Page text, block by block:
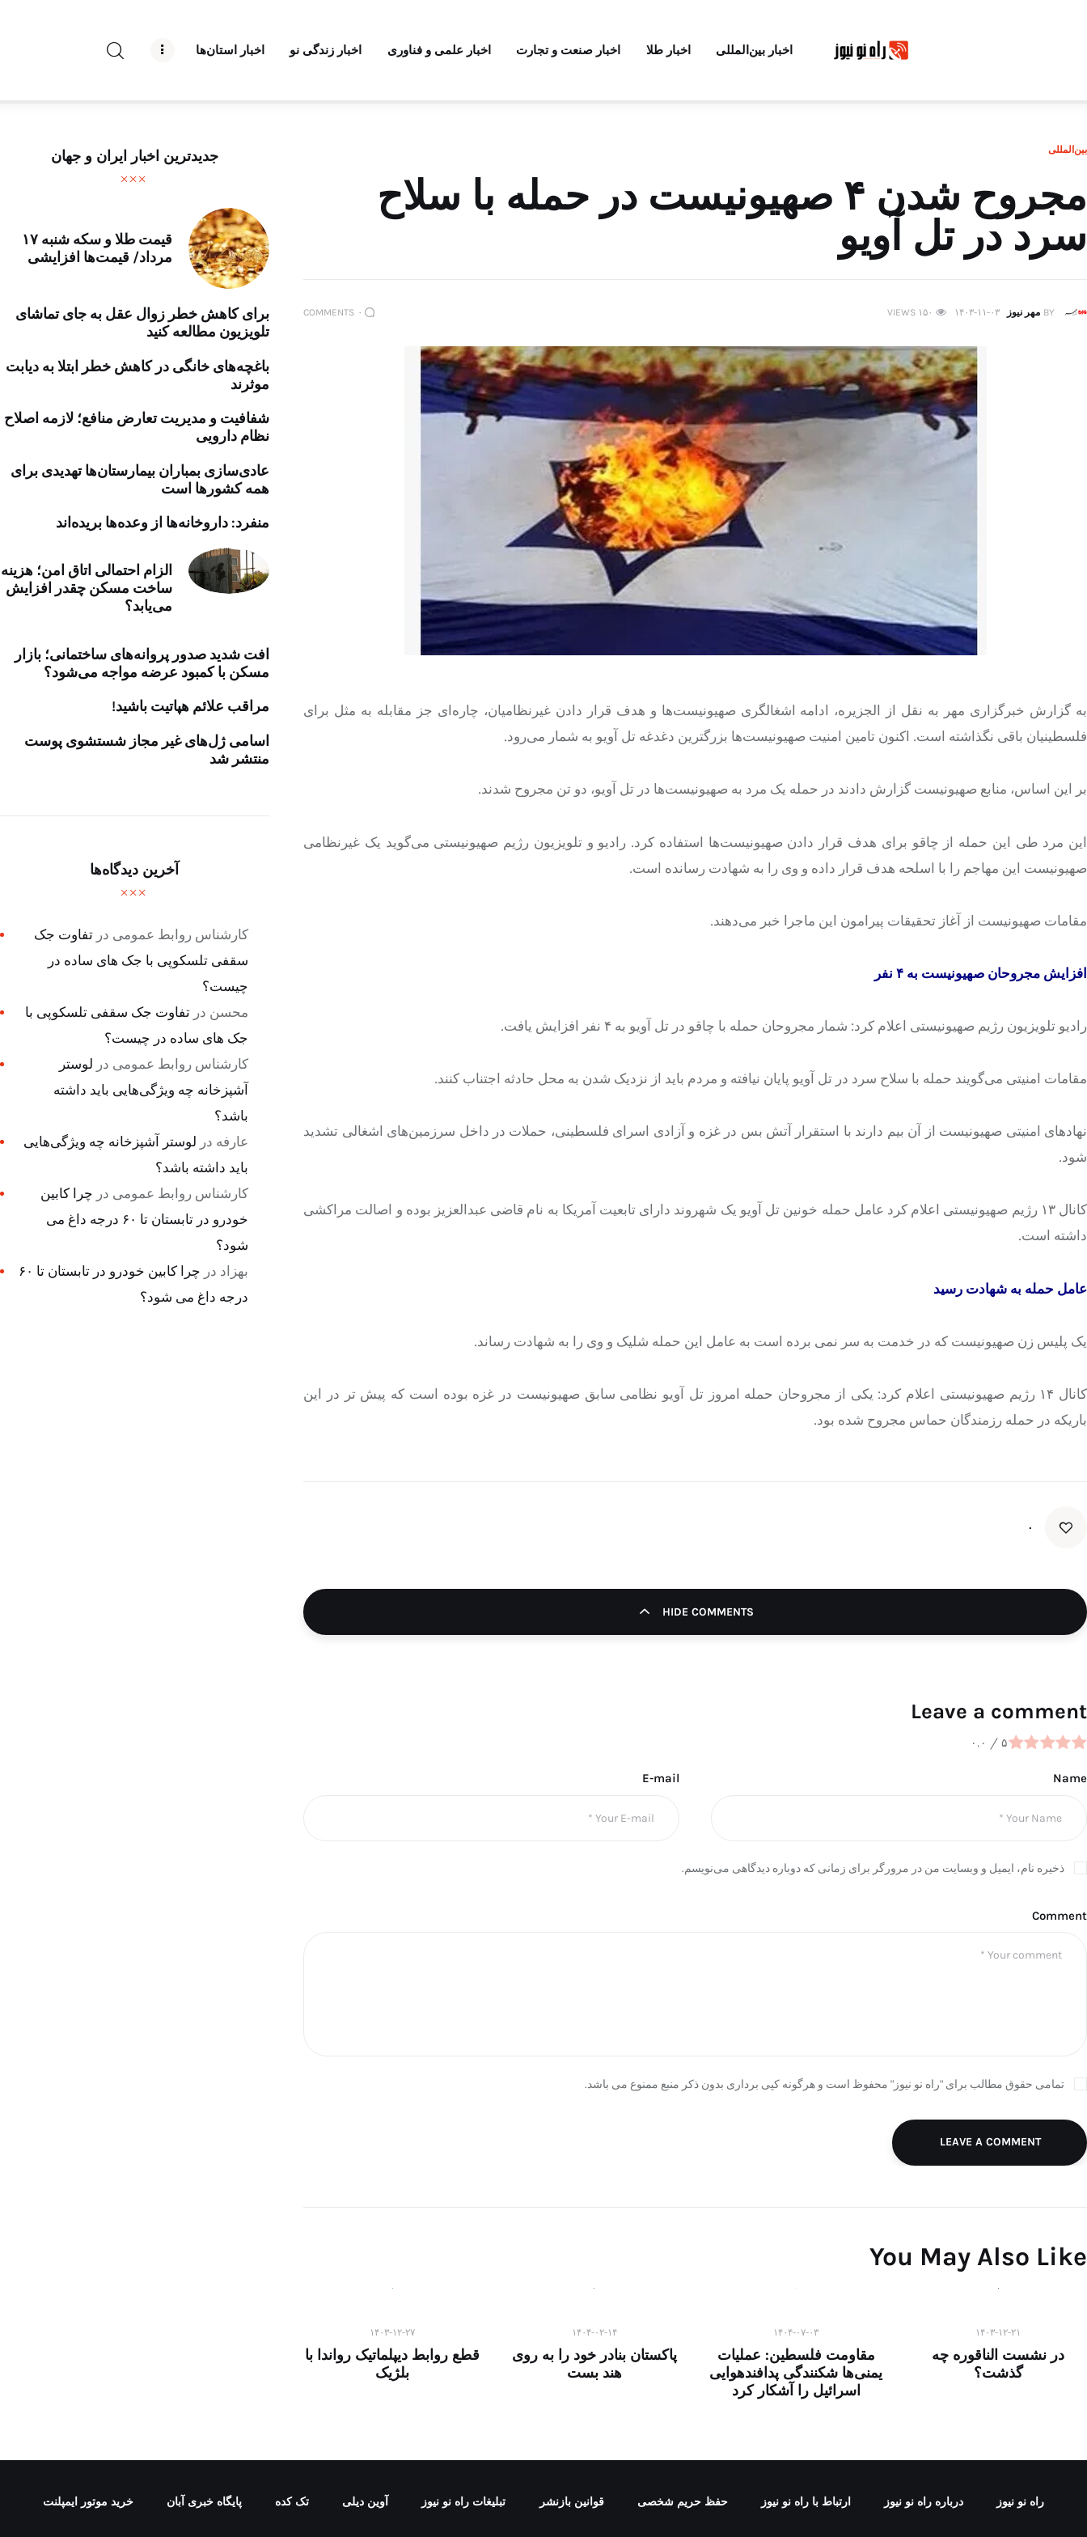
اخبار بین‌المللی اخبار طلا اخبار صنعت و تجارت اخبار علمی و فناوری اخبار زندگی نو اخبار استان‌ها
درباره راه‌ نو نیوز
آوین دیلی
خرید موتور ایمپلنت
بین‌المللی
مجروح شدن ۴ صهیونیست در حمله با سلاح
سرد در تل آویو
BY مهر نیوز ۱۴۰۳-۱۱-۰۳ ۱۵۰ VIEWS ۰ COMMENTS
به گزارش خبرگزاری مهر به نقل از الجزیره، ادامه اشغالگری صهیونیست‌ها و هدف قرار دادن غیرنظامیان، چاره‌ای جز مقابله به مثل برای
فلسطینیان باقی نگذاشته است. اکنون تامین امنیت صهیونیست‌ها بزرگترین دغدغه تل آویو به شمار می‌رود.
بر این اساس، منابع صهیونیست گزارش دادند در حمله یک مرد به صهیونیست‌ها در تل آویو، دو تن مجروح شدند.
این مرد طی این حمله از چاقو برای هدف قرار دادن صهیونیست‌ها استفاده کرد. رادیو و تلویزیون رژیم صهیونیستی می‌گوید یک غیرنظامی
صهیونیست این مهاجم را با اسلحه هدف قرار داده و وی را به شهادت رسانده است.
مقامات صهیونیست از آغاز تحقیقات پیرامون این ماجرا خبر می‌دهند.
افزایش مجروحان صهیونیست به ۴ نفر
رادیو تلویزیون رژیم صهیونیستی اعلام کرد: شمار مجروحان حمله با چاقو در تل آویو به ۴ نفر افزایش یافت.
مقامات امنیتی می‌گویند حمله با سلاح سرد در تل آویو پایان نیافته و مردم باید از نزدیک شدن به محل حادثه اجتناب کنند.
نهادهای امنیتی صهیونیست از آن بیم دارند با استقرار آتش بس در غزه و آزادی اسرای فلسطینی، حملات در داخل سرزمین‌های اشغالی تشدید
شود.
کانال ۱۳ رژیم صهیونیستی اعلام کرد عامل حمله خونین تل آویو یک شهروند دارای تابعیت آمریکا به نام قاضی عبدالعزیز بوده و اصالت مراکشی
داشته است.
عامل حمله به شهادت رسید
یک پلیس زن صهیونیست که در خدمت به سر نمی برده است به عامل این حمله شلیک و وی را به شهادت رساند.
کانال ۱۴ رژیم صهیونیستی اعلام کرد: یکی از مجروحان حمله امروز تل آویو نظامی سابق صهیونیست در غزه بوده است که پیش تر در این
باریکه در حمله رزمندگان حماس مجروح شده بود.
۰
HIDE COMMENTS
Leave a comment
۰.۰ / ۵
Name
E-mail
ذخیره نام، ایمیل و وبسایت من در مرورگر برای زمانی که دوباره دیدگاهی می‌نویسم.
Comment
تمامی حقوق مطالب برای "راه نو نیوز" محفوظ است و هرگونه کپی برداری بدون ذکر منبع ممنوع می باشد.
LEAVE A COMMENT
You May Also Like
۱۴۰۳-۱۲-۲۱
در نشست الناقوره چه
گذشت؟
۱۴۰۴-۰۷-۰۳
مقاومت فلسطین: عملیات
یمنی‌ها شکنندگی پدافندهوایی
اسرائیل را آشکار کرد
۱۴۰۴-۰۲-۱۴
پاکستان بنادر خود را به روی
هند بست
۱۴۰۳-۱۲-۲۷
قطع روابط دیپلماتیک رواندا با
بلژیک
جدیدترین اخبار ایران و جهان
قیمت طلا و سکه شنبه ۱۷
مرداد/ قیمت‌ها افزایشی
برای کاهش خطر زوال عقل به جای تماشای
تلویزیون مطالعه کنید
باغچه‌های خانگی در کاهش خطر ابتلا به دیابت
موثرند
شفافیت و مدیریت تعارض منافع؛ لازمه اصلاح
نظام دارویی
عادی‌سازی بمباران بیمارستان‌ها تهدیدی برای
همه کشورها است
منفرد: داروخانه‌ها از وعده‌ها بریده‌اند
الزام احتمالی اتاق امن؛ هزینه
ساخت مسکن چقدر افزایش
می‌یابد؟
افت شدید صدور پروانه‌های ساختمانی؛ بازار
مسکن با کمبود عرضه مواجه می‌شود؟
مراقب علائم هپاتیت باشید!
اسامی ژل‌های غیر مجاز شستشوی پوست
منتشر شد
آخرین دیدگاه‌ها
کارشناس روابط عمومی در تفاوت جک
سقفی تلسکوپی با جک های ساده در
چیست؟
محسن در تفاوت جک سقفی تلسکوپی با
جک های ساده در چیست؟
کارشناس روابط عمومی در لوستر
آشپزخانه چه ویژگی‌هایی باید داشته
باشد؟
عارفه در لوستر آشپزخانه چه ویژگی‌هایی
باید داشته باشد؟
کارشناس روابط عمومی در چرا کابین
خودرو در تابستان تا ۶۰ درجه داغ می
شود؟
بهزاد در
چرا کابین خودرو در تابستان تا ۶۰
درجه داغ می شود؟
راه نو نیوز درباره راه‌ نو نیوز ارتباط با راه‌ نو نیوز حفظ حریم شخصی قوانین بازنشر تبلیغات راه نو نیوز آوین دیلی تک کده پایگاه خبری آبان خرید موتور ایمپلنت